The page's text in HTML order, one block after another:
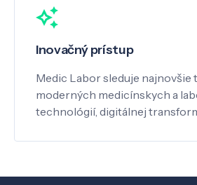
Inovačný prístup
Medic Labor sleduje najnovšie
moderných medicínskych a
technológií, digitálnej